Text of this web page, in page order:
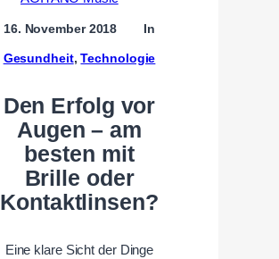
16. November 2018 In
Gesundheit, Technologie
Den Erfolg vor
Augen – am
besten mit
Brille oder
Kontaktlinsen?
Eine klare Sicht der Dinge